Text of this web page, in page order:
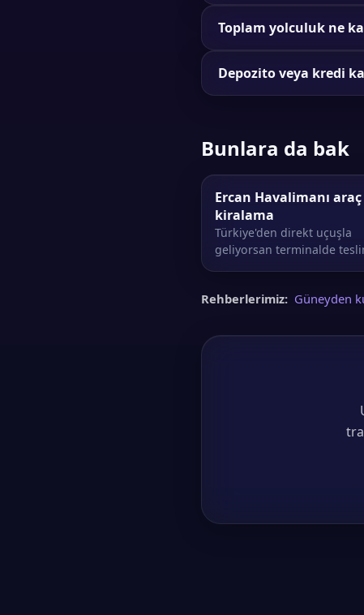
Toplam yolculuk ne
Depozito veya kredi
Bunlara da bak
Ercan Havalimanı araç
kiralama
Türkiye'den direkt uçuşla
geliyorsan terminalde
Rehberlerimiz: Güneyden